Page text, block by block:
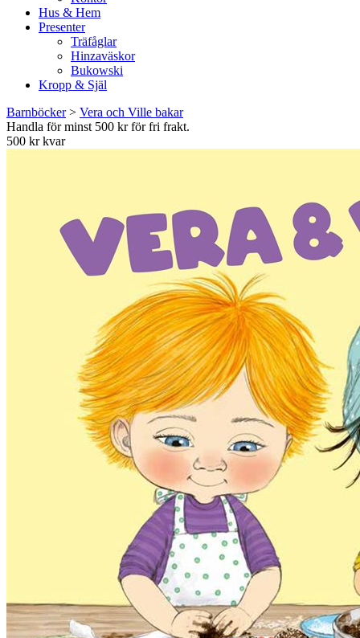
Hus & Hem
Presenter
Träfåglar
Hinzaväskor
Bukowski
Kropp & Själ
Barnböcker> Vera och Ville bakar
Handla för minst 500 kr för fri frakt.
500 kr kvar